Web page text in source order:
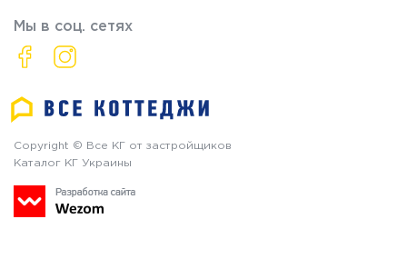
Мы в соц. сетях
Copyright © Все КГ от застройщиков
Каталог КГ Украины